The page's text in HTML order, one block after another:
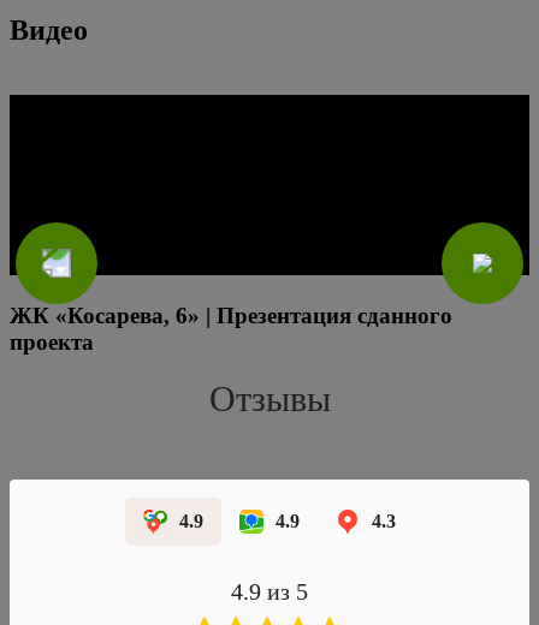
Видео
ЖК «Косарева, 6» | Презентация сданного
проекта
Отзывы
4.9 4.9 4.3
4.9 из 5